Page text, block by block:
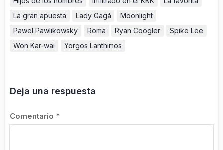
La gran apuesta
Lady Gagá
Moonlight
Pawel Pawlikowsky
Roma Ryan Coogler
Spike Lee
Won Kar-wai
Yorgos Lanthimos
Deja una respuesta
Comentario *